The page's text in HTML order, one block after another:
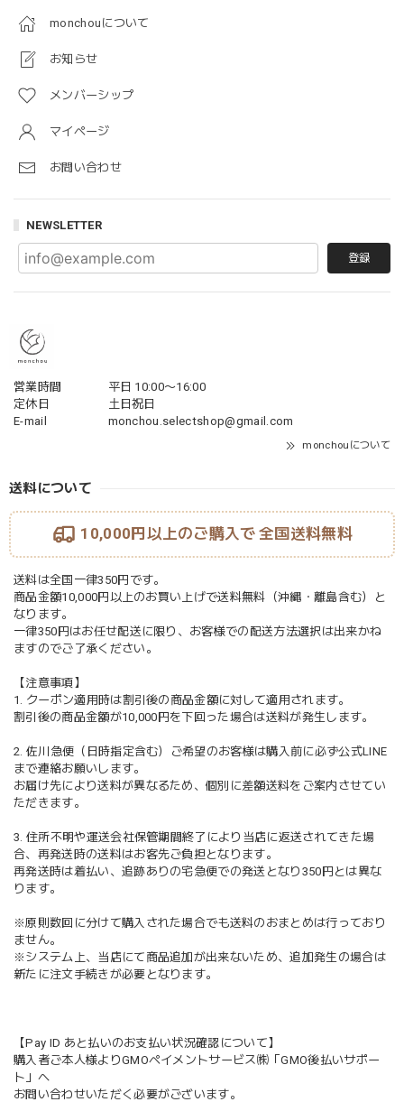
monchouについて
お知らせ
メンバーシップ
マイページ
お問い合わせ
NEWSLETTER
登録
営業時間
平日 10:00〜16:00
定休日
土日祝日
E-mail
monchou.selectshop@gmail.com
monchouについて
送料について
10,000円以上のご購入で 全国送料無料
送料は全国一律350円です。
商品金額10,000円以上のお買い上げで送料無料（沖縄・離島含む）と
なります。
一律350円はお任せ配送に限り、お客様での配送方法選択は出来かね
ますのでご了承ください。
【注意事項】
1. クーポン適用時は割引後の商品金額に対して適用されます。
割引後の商品金額が10,000円を下回った場合は送料が発生します。
2. 佐川急便（日時指定含む）ご希望のお客様は購入前に必ず公式LINE
まで連絡お願いします。
お届け先により送料が異なるため、個別に差額送料をご案内させてい
ただきます。
3. 住所不明や運送会社保管期間終了により当店に返送されてきた場
合、再発送時の送料はお客先ご負担となります。
再発送時は着払い、追跡ありの宅急便での発送となり350円とは異な
ります。
※原則数回に分けて購入された場合でも送料のおまとめは行っており
ません。
※システム上、当店にて商品追加が出来ないため、追加発生の場合は
新たに注文手続きが必要となります。
【Pay ID あと払いのお支払い状況確認について】
購入者ご本人様よりGMOペイメントサービス㈱「GMO後払いサポー
ト」へ
お問い合わせいただく必要がございます。